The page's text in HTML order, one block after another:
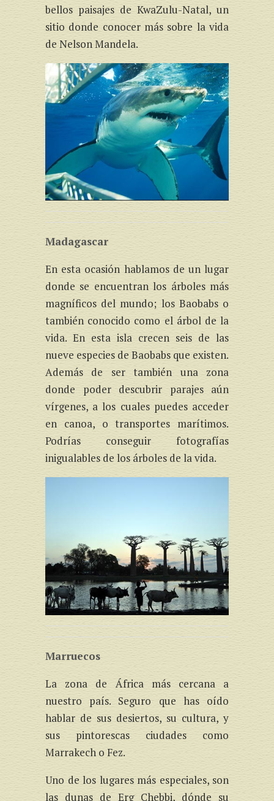
bellos paisajes de KwaZulu-Natal, un
sitio donde conocer más sobre la vida
de Nelson Mandela.
Madagascar
En esta ocasión hablamos de un lugar
donde se encuentran los árboles más
magníficos del mundo; los Baobabs o
también conocido como el árbol de la
vida. En esta isla crecen seis de las
nueve especies de Baobabs que existen.
Además de ser también una zona
donde poder descubrir parajes aún
vírgenes, a los cuales puedes acceder
en canoa, o transportes marítimos.
Podrías conseguir fotografías
inigualables de los árboles de la vida.
Marruecos
La zona de África más cercana a
nuestro país. Seguro que has oído
hablar de sus desiertos, su cultura, y
sus pintorescas ciudades como
Marrakech o Fez.
Uno de los lugares más especiales, son
las dunas de Erg Chebbi, dónde su